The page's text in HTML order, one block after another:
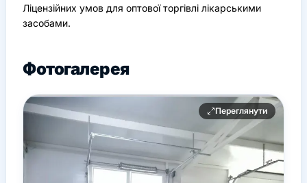
Ліцензійних умов для оптової торгівлі лікарськими
засобами.
Фотогалерея
Переглянути